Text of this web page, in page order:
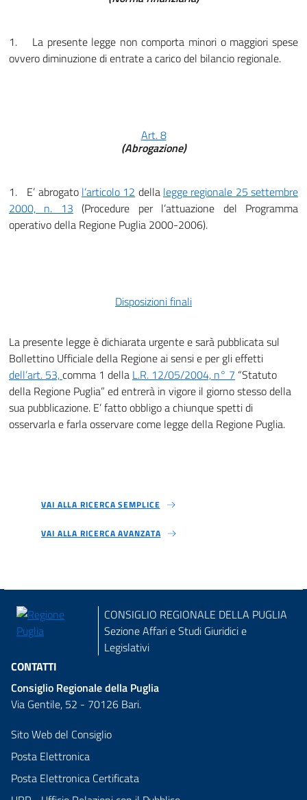
1.
La presente legge non comporta minori o maggiori spese
ovvero diminuzione di entrate a carico del bilancio regionale.
Art. 8
(Abrogazione)
1. E’ abrogato l’articolo 12 della legge regionale 25 settembre
2000, n. 13 (Procedure per l’attuazione del Programma
operativo della Regione Puglia 2000-2006).
Disposizioni finali
La presente legge è dichiarata urgente e sarà pubblicata sul
Bollettino Ufficiale della Regione ai sensi e per gli effetti
dell’art. 53,comma 1 della L.R. 12/05/2004, n° 7 “Statuto
della Regione Puglia” ed entrerà in vigore il giorno stesso della
sua pubblicazione. E’ fatto obbligo a chiunque spetti di
osservarla e farla osservare come legge della Regione Puglia.
VAI ALLA RICERCA SEMPLICE
VAI ALLA RICERCA AVANZATA
CONSIGLIO REGIONALE DELLA PUGLIA
Sezione Affari e Studi Giuridici e
Legislativi
CONTATTI
Consiglio Regionale della Puglia
Via Gentile, 52 - 70126 Bari.
Sito Web del Consiglio
Posta Elettronica
Posta Elettronica Certificata